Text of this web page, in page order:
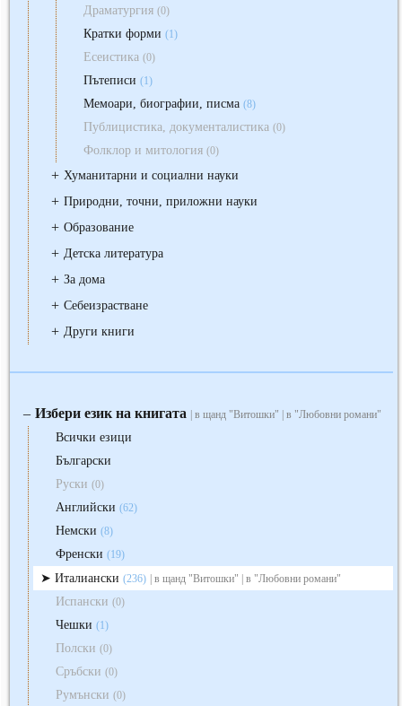
Драматургия (0)
Кратки форми (1)
Есеистика (0)
Пътеписи (1)
Мемоари, биографии, писма (8)
Публицистика, документалистика (0)
Фолклор и митология (0)
+ Хуманитарни и социални науки
+ Природни, точни, приложни науки
+ Образование
+ Детска литература
+ За дома
+ Себеизрастване
+ Други книги
‒ Избери език на книгата | в щанд "Витошки" | в "Любовни романи"
Всички езици
Български
Руски (0)
Английски (62)
Немски (8)
Френски (19)
Италиански (236) | в щанд "Витошки" | в "Любовни романи"
Испански (0)
Чешки (1)
Полски (0)
Сръбски (0)
Румънски (0)